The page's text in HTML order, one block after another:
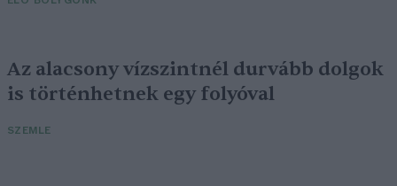
Az alacsony vízszintnél durvább dolgok
is történhetnek egy folyóval
SZEMLE